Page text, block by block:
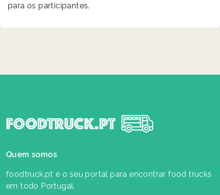
para os participantes.
Quem somos
foodtruck.pt é o seu portal para encontrar food trucks
em todo Portugal.